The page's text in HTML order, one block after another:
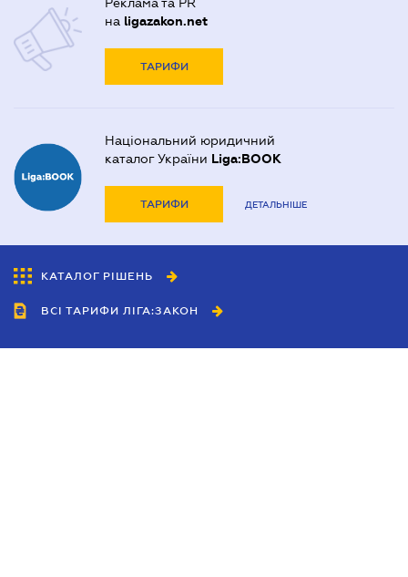
на ligazakon.net
ТАРИФИ
Національний юридичний
каталог України Liga:BOOK
ТАРИФИ ДЕТАЛЬНІШЕ
КАТАЛОГ РІШЕНЬ
ВСІ ТАРИФИ ЛІГА:ЗАКОН